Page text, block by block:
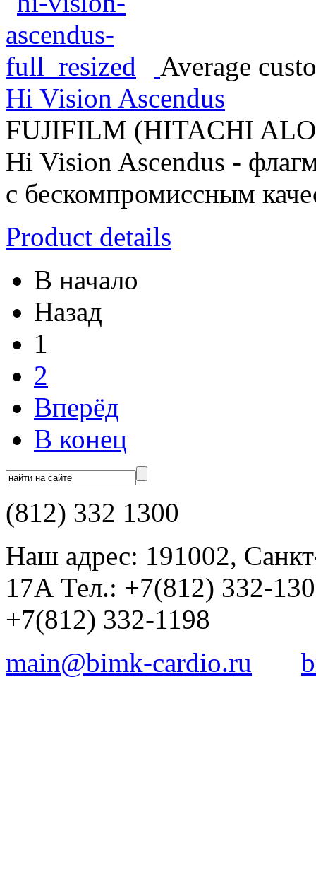
Average
Hi Vision Ascendus
FUJIFILM (HITACHI
Hi Vision Ascendus -
с бескомпромиссным
Product details
В начало
Назад
1
2
Вперёд
В конец
(812) 332 1300
Наш адрес: 191002,
17А Тел.: +7(812) 332-
+7(812) 332-1198
main@bimk-cardio.ru